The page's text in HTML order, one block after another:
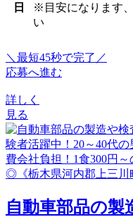
日
※目安になります
い
＼最短45秒で完了／
応募へ進む
詳しく
見る
自動車部品の製